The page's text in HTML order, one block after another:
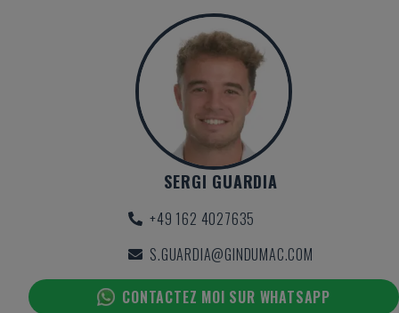
SERGI GUARDIA
+49 162 4027635
S.GUARDIA@GINDUMAC.COM
CONTACTEZ MOI SUR WHATSAPP